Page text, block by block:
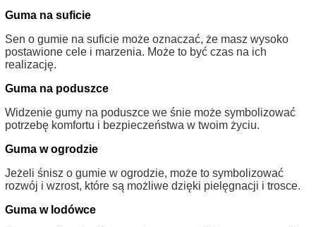
Guma na suficie
Sen o gumie na suficie może oznaczać, że masz wysoko
postawione cele i marzenia. Może to być czas na ich
realizację.
Guma na poduszce
Widzenie gumy na poduszce we śnie może symbolizować
potrzebę komfortu i bezpieczeństwa w twoim życiu.
Guma w ogrodzie
Jeżeli śnisz o gumie w ogrodzie, może to symbolizować
rozwój i wzrost, które są możliwe dzięki pielęgnacji i trosce.
Guma w lodówce